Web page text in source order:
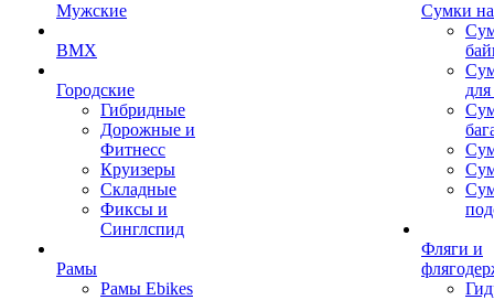
Мужские
BMX
Городские
Гибридные
Дорожные и
Фитнесс
Круизеры
Складные
Фиксы и
Синглспид
Рамы
Рамы Ebikes
Сумки
Фляги и